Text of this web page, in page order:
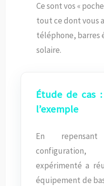
Ce sont vos «
tout ce dont vous
téléphone, barres
solaire.
Étude de cas
l’exemple
En
expérimenté a
équipement de